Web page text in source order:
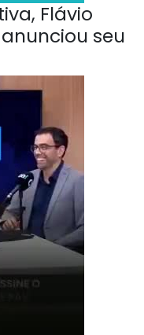
Flávio
seu